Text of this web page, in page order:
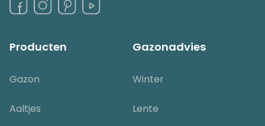
Producten
Gazon
Aaltjes
Gazonadvies
Winter
Lente